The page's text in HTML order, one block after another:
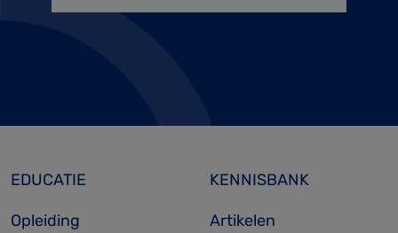
EDUCATIE
Opleiding
KENNISBANK
Artikelen